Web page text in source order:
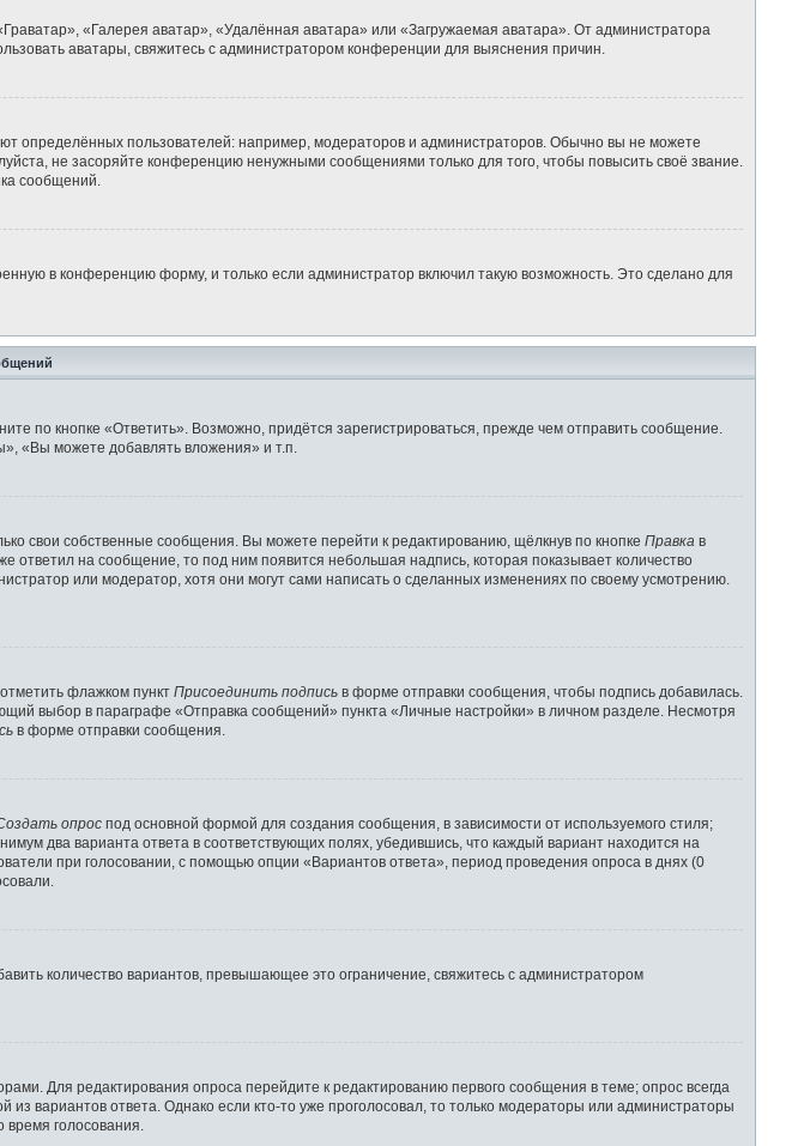
«Галерея аватар», «Удалённая аватара» или «Загружаемая аватара». От администратора
аватары, свяжитесь с администратором конференции для выяснения причин.
пользователей: например, модераторов и администраторов. Обычно вы не можете
не засоряйте конференцию ненужными сообщениями только для того, чтобы повысить своё звание.
сообщений.
в конференцию форму, и только если администратор включил такую возможность. Это сделано для
по кнопке «Ответить». Возможно, придётся зарегистрироваться, прежде чем отправить сообщение.
«Вы можете добавлять вложения» и т.п.
свои собственные сообщения. Вы можете перейти к редактированию, щёлкнув по кнопке Правка в
ответил на сообщение, то под ним появится небольшая надпись, которая показывает количество
или модератор, хотя они могут сами написать о сделанных изменениях по своему усмотрению.
флажком пункт Присоединить подпись в форме отправки сообщения, чтобы подпись добавилась.
выбор в параграфе «Отправка сообщений» пункта «Личные настройки» в личном разделе. Несмотря
в форме отправки сообщения.
опрос под основной формой для создания сообщения, в зависимости от используемого стиля;
два варианта ответа в соответствующих полях, убедившись, что каждый вариант находится на
при голосовании, с помощью опции «Вариантов ответа», период проведения опроса в днях (0
количество вариантов, превышающее это ограничение, свяжитесь с администратором
Для редактирования опроса перейдите к редактированию первого сообщения в теме; опрос всегда
вариантов ответа. Однако если кто-то уже проголосовал, то только модераторы или администраторы
время голосования.